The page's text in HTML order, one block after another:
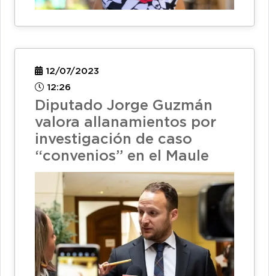
12/07/2023
12:26
Diputado Jorge Guzmán
valora allanamientos por
investigación de caso
“convenios” en el Maule